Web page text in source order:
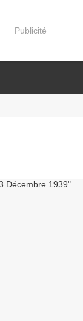
Publicité